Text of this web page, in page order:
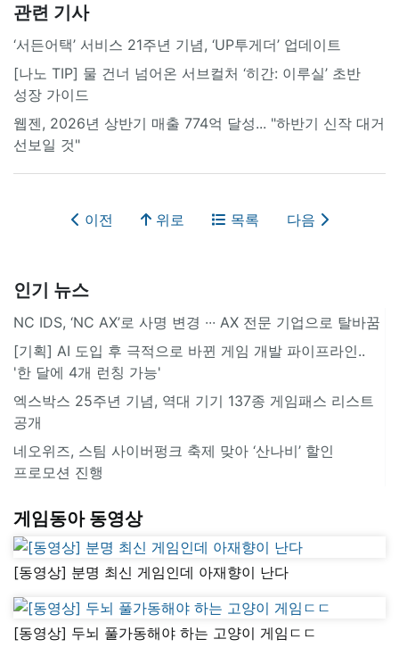
관련 기사
‘서든어택’ 서비스 21주년 기념, ‘UP투게더’ 업데이트
[나노 TIP] 물 건너 넘어온 서브컬처 ‘히간: 이루실’ 초반
성장 가이드
웹젠, 2026년 상반기 매출 774억 달성... "하반기 신작 대거
선보일 것"
이전 위로 목록 다음
인기 뉴스
NC IDS, ‘NC AX’로 사명 변경 ∙∙∙ AX 전문 기업으로 탈바꿈
[기획] AI 도입 후 극적으로 바뀐 게임 개발 파이프라인..
'한 달에 4개 런칭 가능'
엑스박스 25주년 기념, 역대 기기 137종 게임패스 리스트
공개
네오위즈, 스팀 사이버펑크 축제 맞아 ‘산나비’ 할인
프로모션 진행
게임동아 동영상
[동영상] 분명 최신 게임인데 아재향이 난다
[동영상] 두뇌 풀가동해야 하는 고양이 게임ㄷㄷ